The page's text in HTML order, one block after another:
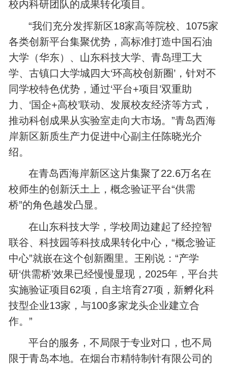
校内科研团队的成果转化项目。
“我们充分发挥新区18家高等院校、1075家
各类创新平台集聚优势，高标准打造中国石油
大学（华东）、山东科技大学、青岛理工大
学、古镇口大学城四大‘环高校创新圈’，针对不
同学校特色优势，通过‘平台+项目’双重助
力、‘国企+高校’联动、发展校友经济等方式，
推动科创成果从实验室走向大市场。”青岛西海
岸新区新质生产力促进中心副主任陈晓光介
绍。
在青岛西海岸新区这片集聚了22.6万名在
校师生的创新沃土上，概念验证平台“供需
桥”的角色越发凸显。
在山东科技大学，学校周边建起了经控智
联谷、科技园等科技成果转化中心，“概念验证
中心”就嵌在这个创新圈里。王刚说：“产学
研‘供需桥’效果已经慢慢显现，2025年，平台共
实施验证项目62项，自主培育27项，新孵化科
技型企业13家，与100多家龙头企业建立合
作。”
平台的服务，不局限于专业对口，也不局
限于青岛本地。在烟台市精特制针有限公司的